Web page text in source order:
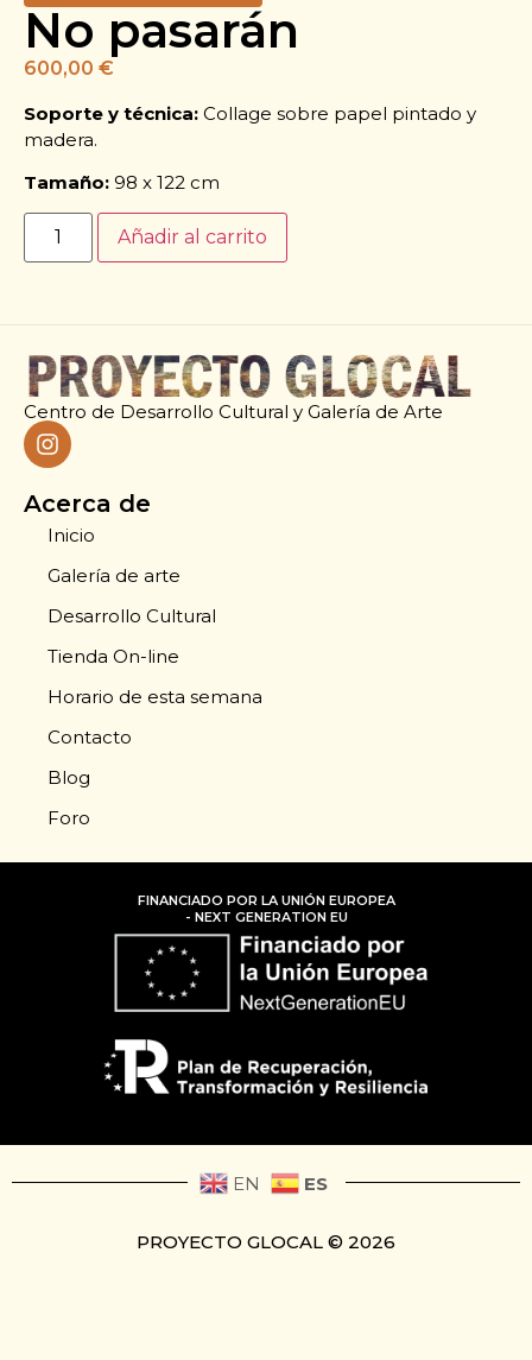
No pasarán
600,00 €
Soporte y técnica: Collage sobre papel pintado y
madera.
Tamaño: 98 x 122 cm
Añadir al carrito
Centro de Desarrollo Cultural y Galería de Arte
Acerca de
Inicio
Galería de arte
Desarrollo Cultural
Tienda On-line
Horario de esta semana
Contacto
Blog
Foro
FINANCIADO POR LA UNIÓN EUROPEA
- NEXT GENERATION EU
EN ES
PROYECTO GLOCAL © 2026